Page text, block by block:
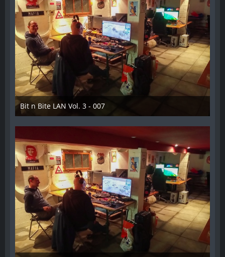
Bit n Bite LAN Vol. 3 - 007
8. Juni 2023